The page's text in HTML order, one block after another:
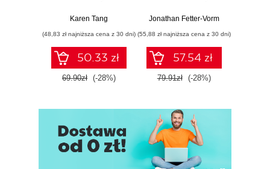
zdrowiu
(ale nigdy Ci nie
powiedziano)
Karen Tang
(48,83 zł najniższa cena z 30 dni)
50.33 zł
69.90zł (-28%)
Jonathan Fetter-Vorm
(55,88 zł najniższa cena z 30 dni)
57.54 zł
79.91zł (-28%)